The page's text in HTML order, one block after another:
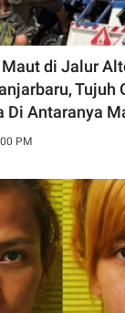
Maut di Jalur
Tujuh
Di Antaranya
PM